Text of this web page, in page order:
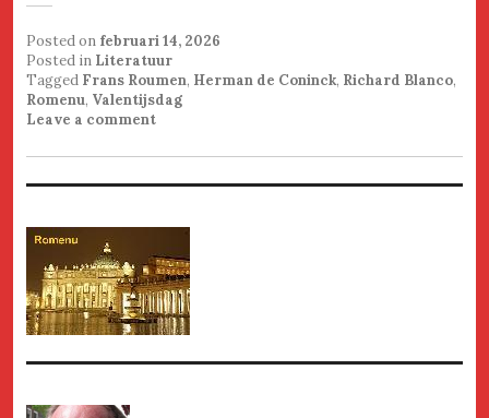
Posted on februari 14, 2026
Posted in Literatuur
Tagged Frans Roumen, Herman de Coninck, Richard Blanco,
Romenu, Valentijsdag
Leave a comment